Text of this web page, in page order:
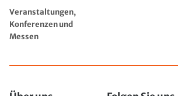
Veranstaltungen,
Konferenzen und
Messen